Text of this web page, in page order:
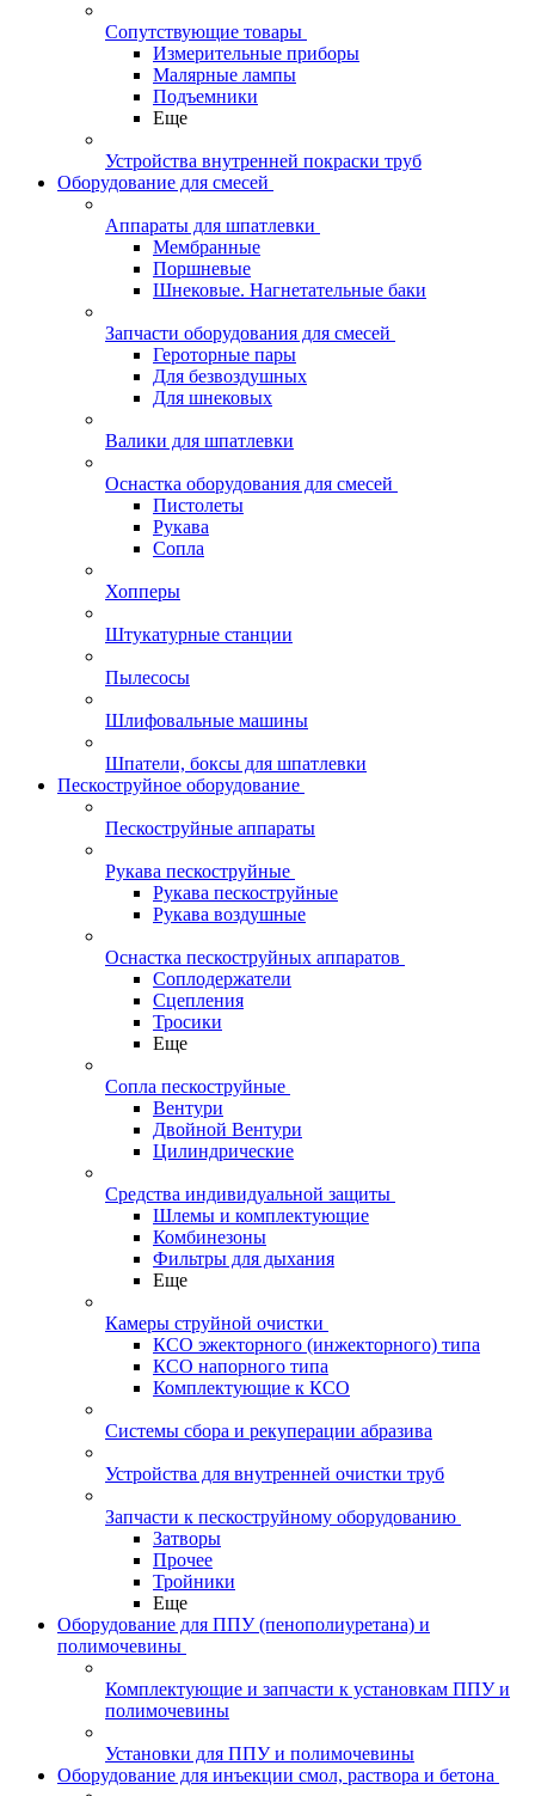
Сопутствующие товары
Измерительные приборы
Малярные лампы
Подъемники
Еще
Устройства внутренней покраски труб
Оборудование для смесей
Аппараты для шпатлевки
Мембранные
Поршневые
Шнековые. Нагнетательные баки
Запчасти оборудования для смесей
Героторные пары
Для безвоздушных
Для шнековых
Валики для шпатлевки
Оснастка оборудования для смесей
Пистолеты
Рукава
Сопла
Хопперы
Штукатурные станции
Пылесосы
Шлифовальные машины
Шпатели, боксы для шпатлевки
Пескоструйное оборудование
Пескоструйные аппараты
Рукава пескоструйные
Рукава пескоструйные
Рукава воздушные
Оснастка пескоструйных аппаратов
Соплодержатели
Сцепления
Тросики
Еще
Сопла пескоструйные
Вентури
Двойной Вентури
Цилиндрические
Средства индивидуальной защиты
Шлемы и комплектующие
Комбинезоны
Фильтры для дыхания
Еще
Камеры струйной очистки
КСО эжекторного (инжекторного) типа
КСО напорного типа
Комплектующие к КСО
Системы сбора и рекуперации абразива
Устройства для внутренней очистки труб
Запчасти к пескоструйному оборудованию
Затворы
Прочее
Тройники
Еще
Оборудование для ППУ (пенополиуретана) и
полимочевины
Комплектующие и запчасти к установкам ППУ и
полимочевины
Установки для ППУ и полимочевины
Оборудование для инъекции смол, раствора и бетона